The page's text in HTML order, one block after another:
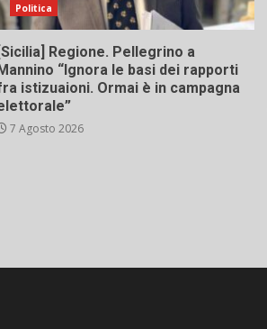
Politica
[Sicilia] Regione. Pellegrino a
“Ignora le basi dei rapporti
istizuaioni. Ormai è in campagna
7 Agosto 2026